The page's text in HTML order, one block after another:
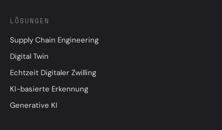
LÖSUNGEN
Supply Chain Engineering
Digital Twin
Echtzeit Digitaler Zwilling
KI-basierte Erkennung
Generative KI